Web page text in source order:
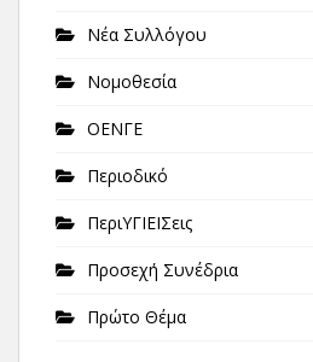
Νέα Συλλόγου
Νομοθεσία
ΟΕΝΓΕ
Περιοδικό
ΠεριΥΓΙΕΙΣεις
Προσεχή Συνέδρια
Πρώτο Θέμα